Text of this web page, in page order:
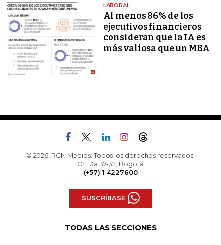
LABORAL
Al menos 86% de los
ejecutivos financieros
consideran que la IA es
más valiosa que un MBA
© 2026, RCN Medios. Todos los derechos reservados.
Cr. 13a 37-32, Bogotá
(+57) 1 4227600
SUSCRÍBASE
TODAS LAS SECCIONES